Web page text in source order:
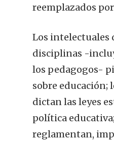
reemplazados
Los intelectuales
disciplinas -
los pedagogos-
sobre educación;
dictan las leyes
política
reglamentan,